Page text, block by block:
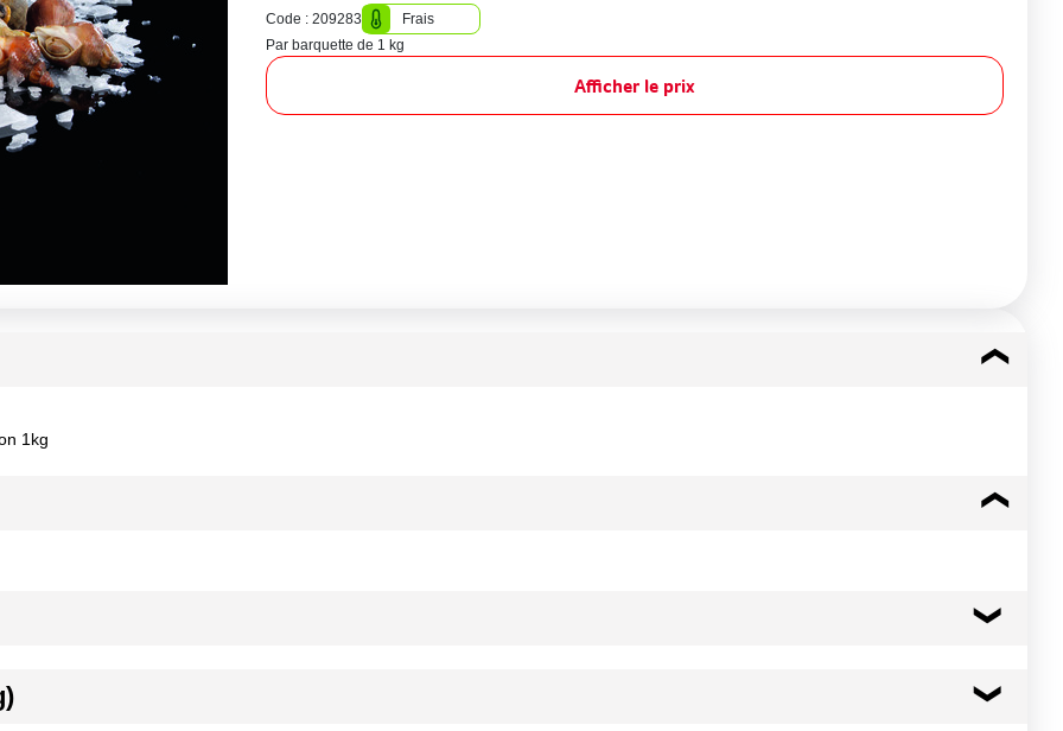
Code : 209283
Frais
Par barquette de 1 kg
Afficher le prix
1kg
de pêche : Manche et Mer Celtiques 24.VII Méthode de pêche : aux casiers